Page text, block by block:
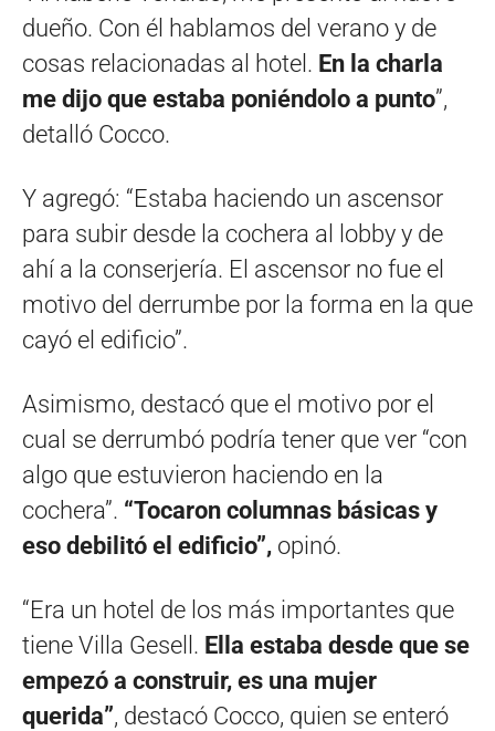
dueño. Con él hablamos del verano y de
cosas relacionadas al hotel. En la charla
me dijo que estaba poniéndolo a punto”,
detalló Cocco.
Y agregó: “Estaba haciendo un ascensor
para subir desde la cochera al lobby y de
ahí a la conserjería. El ascensor no fue el
motivo del derrumbe por la forma en la que
cayó el edificio”.
Asimismo, destacó que el motivo por el
cual se derrumbó podría tener que ver “con
algo que estuvieron haciendo en la
cochera”. “Tocaron columnas básicas y
eso debilitó el edificio”, opinó.
“Era un hotel de los más importantes que
tiene Villa Gesell. Ella estaba desde que se
empezó a construir, es una mujer
querida”, destacó Cocco, quien se enteró